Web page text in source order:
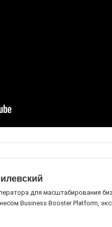
для масштабирования
Business Booster Platform,